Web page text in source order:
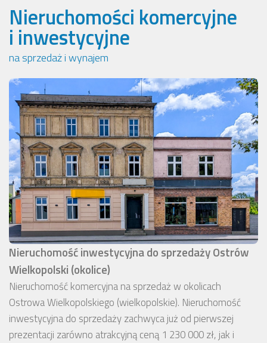
Nieruchomości komercyjne
i inwestycyjne
na sprzedaż i wynajem
Nieruchomość inwestycyjna do sprzedaży Ostrów
Wielkopolski (okolice)
Nieruchomość komercyjna na sprzedaż w okolicach
Ostrowa Wielkopolskiego (wielkopolskie). Nieruchomość
inwestycyjna do sprzedaży zachwyca już od pierwszej
prezentacji zarówno atrakcyjną ceną 1 230 000 zł, jak i